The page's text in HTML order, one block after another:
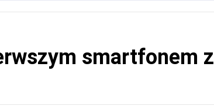
smartfonem z